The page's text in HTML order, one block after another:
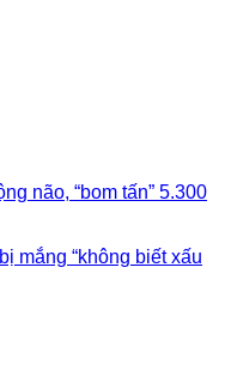
não, “bom tấn” 5.300
mắng “không biết xấu